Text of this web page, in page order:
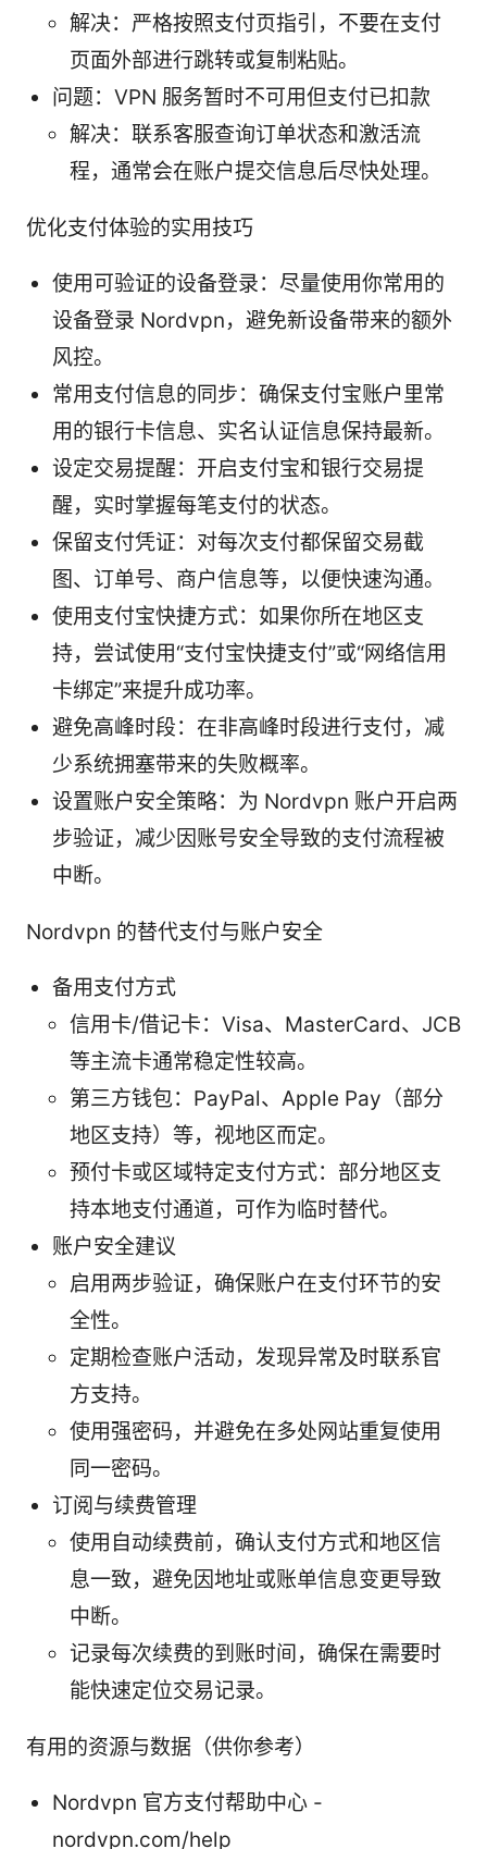
解决：严格按照支付页指引，不要在支付
页面外部进行跳转或复制粘贴。
问题：VPN 服务暂时不可用但支付已扣款
解决：联系客服查询订单状态和激活流
程，通常会在账户提交信息后尽快处理。
优化支付体验的实用技巧
使用可验证的设备登录：尽量使用你常用的
设备登录 Nordvpn，避免新设备带来的额外
风控。
常用支付信息的同步：确保支付宝账户里常
用的银行卡信息、实名认证信息保持最新。
设定交易提醒：开启支付宝和银行交易提
醒，实时掌握每笔支付的状态。
保留支付凭证：对每次支付都保留交易截
图、订单号、商户信息等，以便快速沟通。
使用支付宝快捷方式：如果你所在地区支
持，尝试使用“支付宝快捷支付”或“网络信用
卡绑定”来提升成功率。
避免高峰时段：在非高峰时段进行支付，减
少系统拥塞带来的失败概率。
设置账户安全策略：为 Nordvpn 账户开启两
步验证，减少因账号安全导致的支付流程被
中断。
Nordvpn 的替代支付与账户安全
备用支付方式
信用卡/借记卡：Visa、MasterCard、JCB
等主流卡通常稳定性较高。
第三方钱包：PayPal、Apple Pay（部分
地区支持）等，视地区而定。
预付卡或区域特定支付方式：部分地区支
持本地支付通道，可作为临时替代。
账户安全建议
启用两步验证，确保账户在支付环节的安
全性。
定期检查账户活动，发现异常及时联系官
方支持。
使用强密码，并避免在多处网站重复使用
同一密码。
订阅与续费管理
使用自动续费前，确认支付方式和地区信
息一致，避免因地址或账单信息变更导致
中断。
记录每次续费的到账时间，确保在需要时
能快速定位交易记录。
有用的资源与数据（供你参考）
Nordvpn 官方支付帮助中心 -
nordvpn.com/help